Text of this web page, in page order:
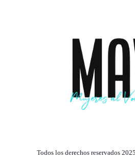
Todos los derechos reservados